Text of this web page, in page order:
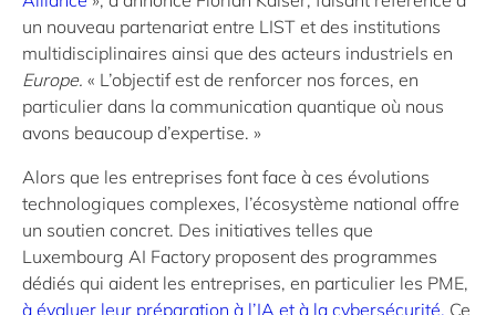
un nouveau partenariat entre LIST et des institutions
multidisciplinaires ainsi que des acteurs industriels en
Europe. « L’objectif est de renforcer nos forces, en
particulier dans la communication quantique où nous
avons beaucoup d’expertise. »
Alors que les entreprises font face à ces évolutions
technologiques complexes, l’écosystème national offre
un soutien concret. Des initiatives telles que
Luxembourg AI Factory proposent des programmes
dédiés qui aident les entreprises, en particulier les PME,
à évaluer leur préparation à l’IA et à la cybersécurité. Ce